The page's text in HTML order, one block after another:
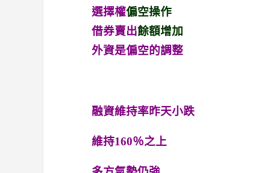
選擇權偏空操作
借券賣出餘額增加
外資是偏空的調整
融資維持率昨天小跌
維持160％之上